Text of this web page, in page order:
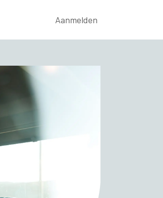
Aanmelden